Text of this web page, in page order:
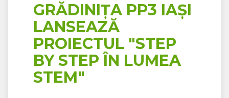
GRĂDINIŢA PP3 IAŞI
LANSEAZĂ
PROIECTUL "STEP
BY STEP ÎN LUMEA
STEM"